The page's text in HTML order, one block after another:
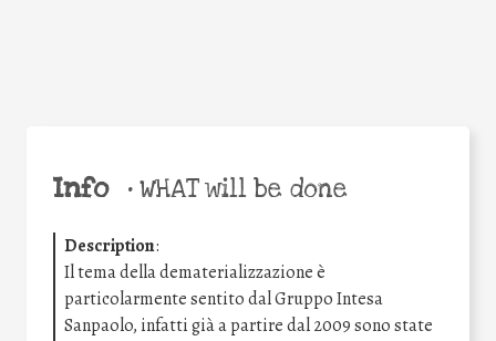
Info •WHAT will be done
Description:
Il tema della dematerializzazione è
particolarmente sentito dal Gruppo Intesa
Sanpaolo, infatti già a partire dal 2009 sono state